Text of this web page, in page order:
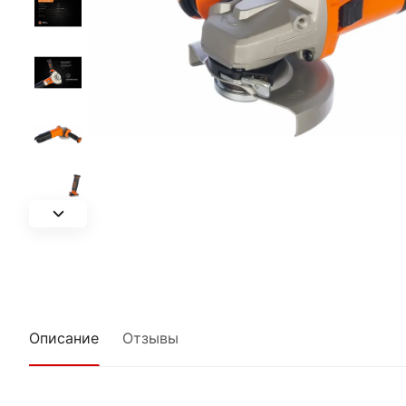
Описание Отзывы